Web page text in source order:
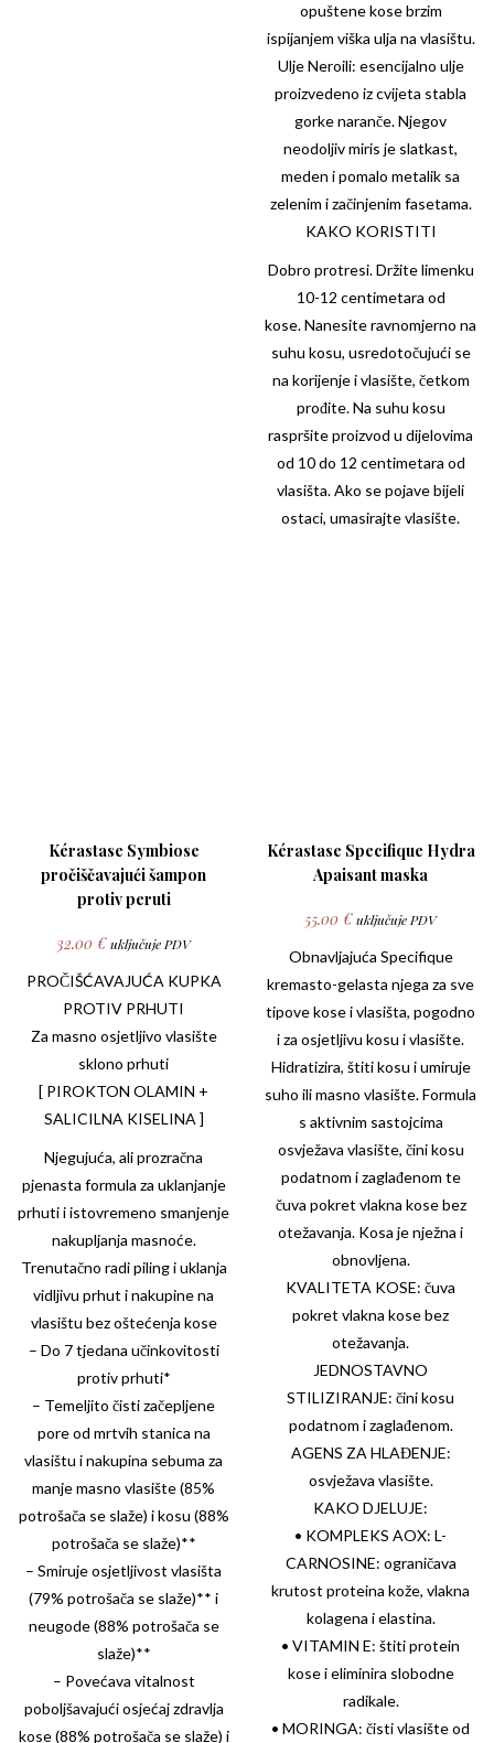
opuštene kose brzim
ispijanjem viška ulja na vlasištu.
Ulje Neroili: esencijalno ulje
proizvedeno iz cvijeta stabla
gorke naranče. Njegov
neodoljiv miris je slatkast,
meden i pomalo metalik sa
zelenim i začinjenim fasetama.
KAKO KORISTITI
Dobro protresi. Držite limenku
10-12 centimetara od
kose. Nanesite ravnomjerno na
suhu kosu, usredotočujući se
na korijenje i vlasište, četkom
prođite. Na suhu kosu
raspršite proizvod u dijelovima
od 10 do 12 centimetara od
vlasišta. Ako se pojave bijeli
ostaci, umasirajte vlasište.
Kérastase Symbiose
pročiščavajući šampon
protiv peruti
32.00 € uključuje PDV
PROČIŠĆAVAJUĆA KUPKA
PROTIV PRHUTI
Za masno osjetljivo vlasište
sklono prhuti
[ PIROKTON OLAMIN +
SALICILNA KISELINA ]
Njegujuća, ali prozračna
pjenasta formula za uklanjanje
prhuti i istovremeno smanjenje
nakupljanja masnoće.
Trenutačno radi piling i uklanja
vidljivu prhut i nakupine na
vlasištu bez oštećenja kose
– Do 7 tjedana učinkovitosti
protiv prhuti*
– Temeljito čisti začepljene
pore od mrtvih stanica na
vlasištu i nakupina sebuma za
manje masno vlasište (85%
potrošača se slaže) i kosu (88%
potrošača se slaže)**
– Smiruje osjetljivost vlasišta
(79% potrošača se slaže)** i
neugode (88% potrošača se
slaže)**
– Povećava vitalnost
poboljšavajući osjećaj zdravlja
kose (88% potrošača se slaže) i
Kérastase Specifique Hydra
Apaisant maska
55.00 € uključuje PDV
Obnavljajuća Specifique
kremasto-gelasta njega za sve
tipove kose i vlasišta, pogodno
i za osjetljivu kosu i vlasište.
Hidratizira, štiti kosu i umiruje
suho ili masno vlasište. Formula
s aktivnim sastojcima
osvježava vlasište, čini kosu
podatnom i zaglađenom te
čuva pokret vlakna kose bez
otežavanja. Kosa je nježna i
obnovljena.
KVALITETA KOSE: čuva
pokret vlakna kose bez
otežavanja.
JEDNOSTAVNO
STILIZIRANJE: čini kosu
podatnom i zaglađenom.
AGENS ZA HLAĐENJE:
osvježava vlasište.
KAKO DJELUJE:
• KOMPLEKS AOX: L-
CARNOSINE: ograničava
krutost proteina kože, vlakna
kolagena i elastina.
• VITAMIN E: štiti protein
kose i eliminira slobodne
radikale.
• MORINGA: čisti vlasište od